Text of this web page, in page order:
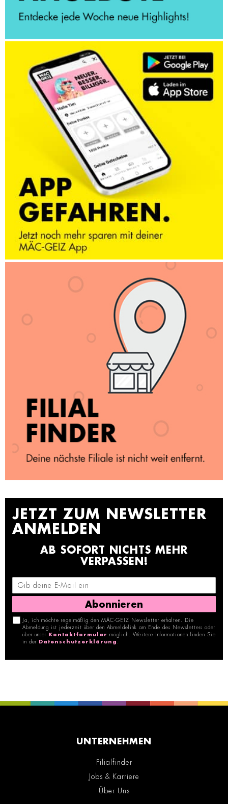
JETZT ZUM NEWSLETTER
ANMELDEN
AB SOFORT NICHTS MEHR
VERPASSEN!
Abonnieren
Ja, ich möchte regelmäßig den MÄC-GEIZ Newsletter erhalten. Die
Abmeldung ist jederzeit über den Abmeldelink am Ende des Newsletters oder
über unser
Kontaktformular möglich. Weitere Informationen finden Sie
in der
Datenschutzerklärung .
UNTERNEHMEN
Filialfinder
Jobs & Karriere
Über Uns